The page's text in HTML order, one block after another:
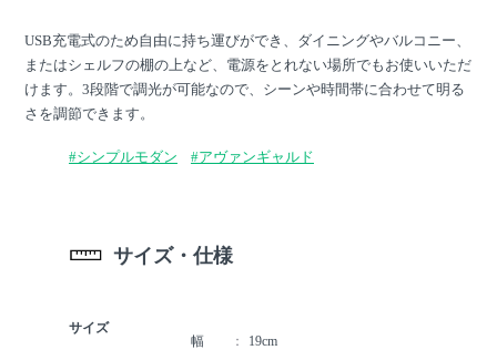
USB充電式のため自由に持ち運びができ、ダイニングやバルコニー、
またはシェルフの棚の上など、電源をとれない場所でもお使いいただ
けます。3段階で調光が可能なので、シーンや時間帯に合わせて明る
さを調節できます。
#シンプルモダン #アヴァンギャルド
サイズ・仕様
サイズ
幅
19cm